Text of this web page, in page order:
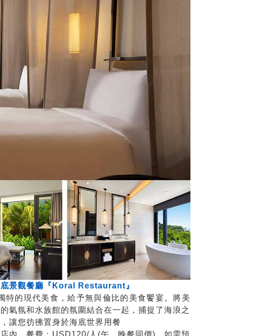
底景觀餐廳『Koral Restaurant』
特的現代美食，給予無與倫比的美食饗宴。將美
氣氛和水族館的氛圍結合在一起，捕捉了海浪之
讓您彷彿置身於海底世界用餐
店內，餐費：USD120/人(午、晚餐同價)，如需預